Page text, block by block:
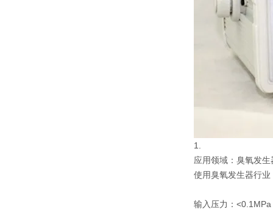
1.
应用领域：臭氧发
使用臭氧发生器行业
输入压力：<0.1MPa